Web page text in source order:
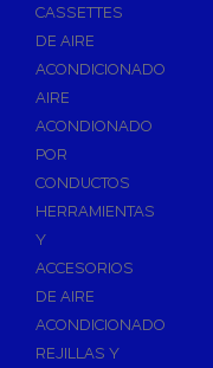
Cisternas
Seguridad en el
Wellness
Calefacción y A.C.S
Accesorios de
Vasos de
Termometros
Otros
Accesorios de
CASSETTES
DE AIRE
ACONDICIONADO
AIRE
ACONDIONADO
POR
CONDUCTOS
HERRAMIENTAS
Y
ACCESORIOS
DE AIRE
ACONDICIONADO
REJILLAS Y